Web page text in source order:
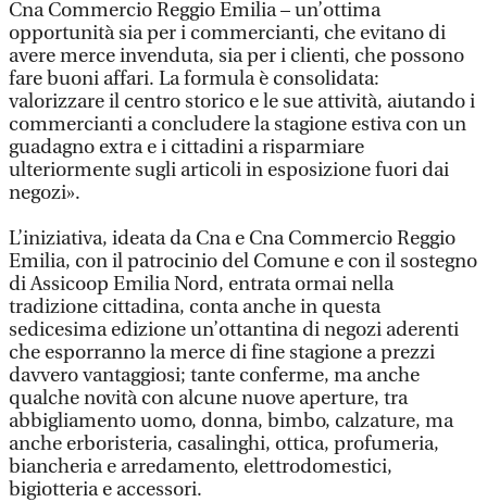
Cna Commercio Reggio Emilia – un’ottima
opportunità sia per i commercianti, che evitano di
avere merce invenduta, sia per i clienti, che possono
fare buoni affari. La formula è consolidata:
valorizzare il centro storico e le sue attività, aiutando i
commercianti a concludere la stagione estiva con un
guadagno extra e i cittadini a risparmiare
ulteriormente sugli articoli in esposizione fuori dai
negozi».
L’iniziativa, ideata da Cna e Cna Commercio Reggio
Emilia, con il patrocinio del Comune e con il sostegno
di Assicoop Emilia Nord, entrata ormai nella
tradizione cittadina, conta anche in questa
sedicesima edizione un’ottantina di negozi aderenti
che esporranno la merce di fine stagione a prezzi
davvero vantaggiosi; tante conferme, ma anche
qualche novità con alcune nuove aperture, tra
abbigliamento uomo, donna, bimbo, calzature, ma
anche erboristeria, casalinghi, ottica, profumeria,
biancheria e arredamento, elettrodomestici,
bigiotteria e accessori.